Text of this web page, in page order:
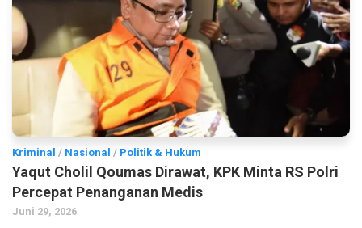
Kriminal / Nasional / Politik & Hukum
Yaqut Cholil Qoumas Dirawat, KPK Minta RS Polri
Percepat Penanganan Medis
Juni 29, 2026